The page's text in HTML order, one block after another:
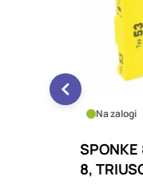
Na zalogi
6,